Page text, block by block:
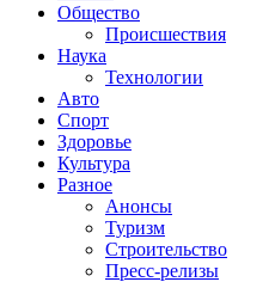
Общество
Происшествия
Наука
Технологии
Авто
Спорт
Здоровье
Культура
Разное
Анонсы
Туризм
Строительство
Пресс-релизы